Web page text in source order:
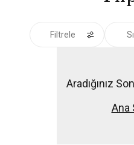
Filtrele
Aradığınız
Ana